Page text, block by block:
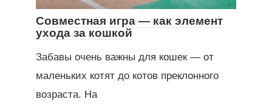
Совместная игра — как элемент
ухода за кошкой
Забавы очень важны для кошек — от
маленьких котят до котов преклонного
возраста. На